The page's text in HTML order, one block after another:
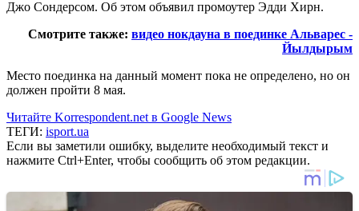
Джо Сондерсом. Об этом объявил промоутер Эдди Хирн.
Смотрите также: видео нокдауна в поединке Альварес -
Йылдырым
Место поединка на данный момент пока не определено, но он
должен пройти 8 мая.
Читайте Korrespondent.net в Google News
ТЕГИ: isport.ua
Если вы заметили ошибку, выделите необходимый текст и
нажмите Ctrl+Enter, чтобы сообщить об этом редакции.